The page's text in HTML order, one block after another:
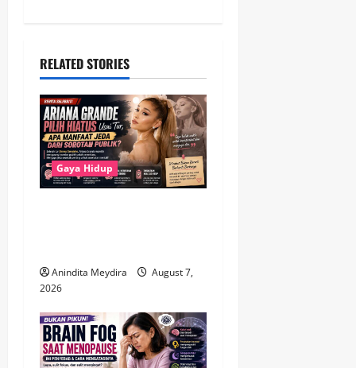
v
i
g
a
o
n
RELATED STORIES
Gaya Hidup
Anindita Meydira
August 7,
2026